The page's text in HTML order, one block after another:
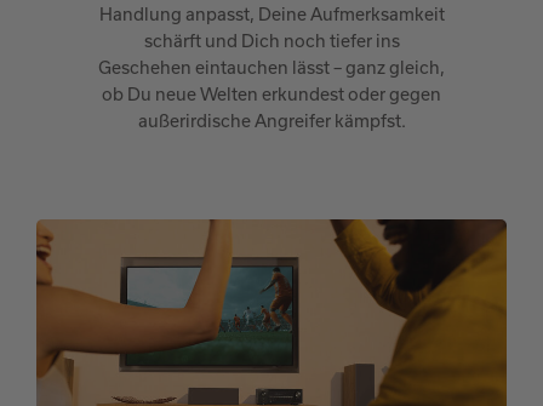
Handlung anpasst, Deine Aufmerksamkeit
schärft und Dich noch tiefer ins
Geschehen eintauchen lässt – ganz gleich,
ob Du neue Welten erkundest oder gegen
außerirdische Angreifer kämpfst.